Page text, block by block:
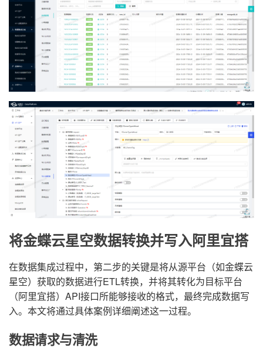
将金蝶云星空数据转换并写入阿里宜搭
在数据集成过程中，第二步的关键是将从源平台（如金蝶云
星空）获取的数据进行ETL转换，并将其转化为目标平台
（阿里宜搭）API接口所能够接收的格式，最终完成数据写
入。本文将通过具体案例详细阐述这一过程。
数据请求与清洗